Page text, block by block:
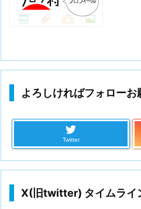
よろしければフォローお
Twitter
X(旧twitter) タイムライ